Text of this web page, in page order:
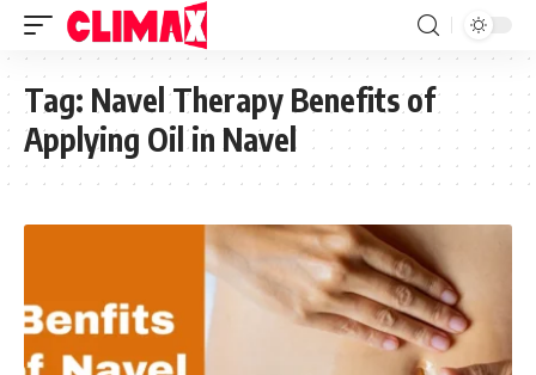
Tag: Navel Therapy Benefits of
Applying Oil in Navel